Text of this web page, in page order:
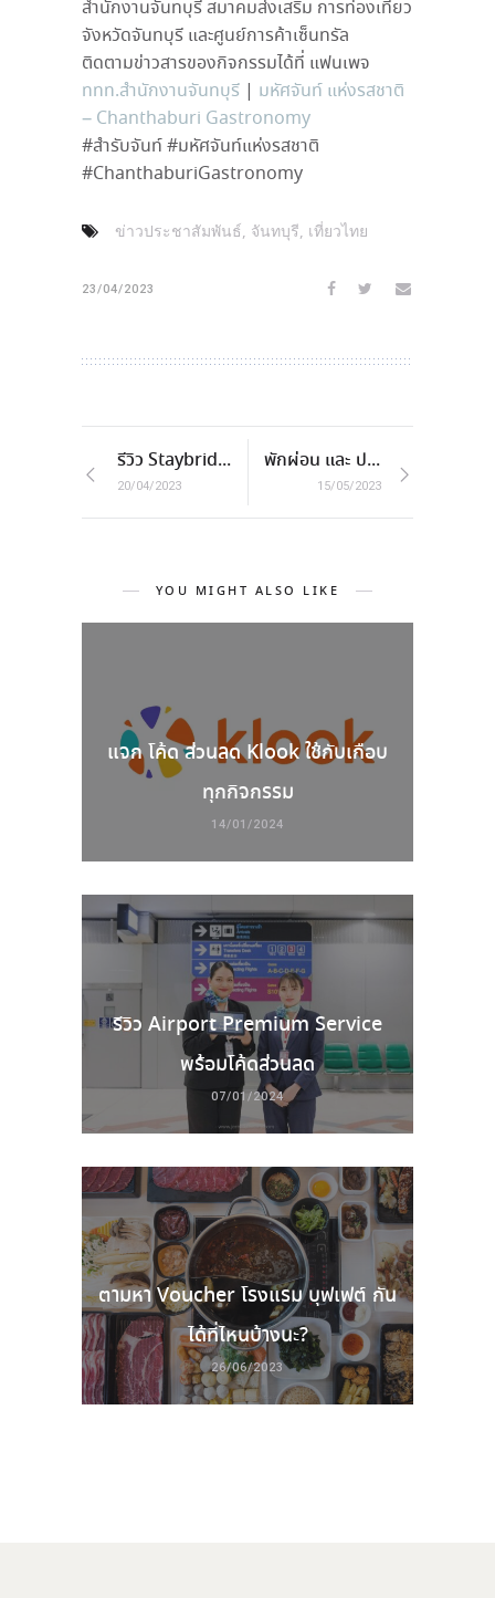
สำนักงานจันทบุรี สมาคมส่งเสริม การท่องเที่ยว
จังหวัดจันทบุรี และศูนย์การค้าเซ็นทรัล
ติดตามข่าวสารของกิจกรรมได้ที่ แฟนเพจ
ททท.สำนักงานจันทบุรี | มหัศจันท์ แห่งรสชาติ
– Chanthaburi Gastronomy
#สำรับจันท์ #มหัศจันท์แห่งรสชาติ
#ChanthaburiGastronomy
ข่าวประชาสัมพันธ์, จันทบุรี, เที่ยวไทย
23/04/2023
รีวิว Staybridge Suites Bangkok Thonglor
20/04/2023
พักผ่อน และ ปาร์ตี้ในบีชคลับระดับโลกที่ FINNS Beach Club
15/05/2023
YOU MIGHT ALSO LIKE
แจก โค้ด ส่วนลด Klook ใช้กับเกือบ
ทุกกิจกรรม
14/01/2024
รีวิว Airport Premium Service
พร้อมโค้ดส่วนลด
07/01/2024
ตามหา Voucher โรงแรม บุฟเฟต์ กัน
ได้ที่ไหนบ้างนะ?
26/06/2023